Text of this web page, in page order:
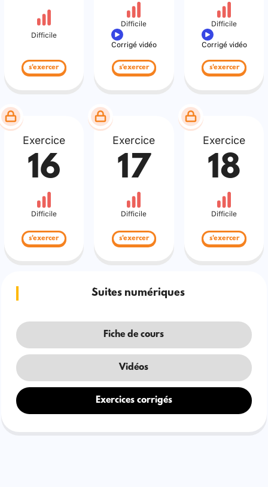
Difficile
s'exercer
Difficile
Corrigé vidéo
s'exercer
Difficile
Corrigé vidéo
s'exercer
Exercice
16
Difficile
s'exercer
Exercice
17
Difficile
s'exercer
Exercice
18
Difficile
s'exercer
Suites numériques
Fiche de cours
Vidéos
Exercices corrigés